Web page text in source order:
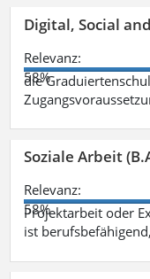
Digital, Social
Relevanz:
58%
die
Soziale Arbeit
Relevanz:
58%
Projektarbeit oder
ist